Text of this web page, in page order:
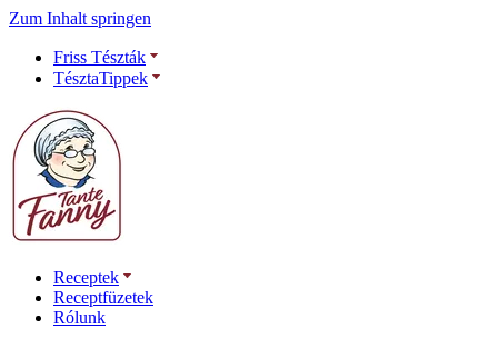
Zum Inhalt springen
Friss Tészták
TésztaTippek
Receptek
Receptfüzetek
Rólunk